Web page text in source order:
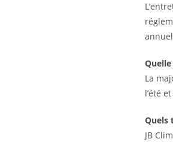
La
l’été
Quels
JB